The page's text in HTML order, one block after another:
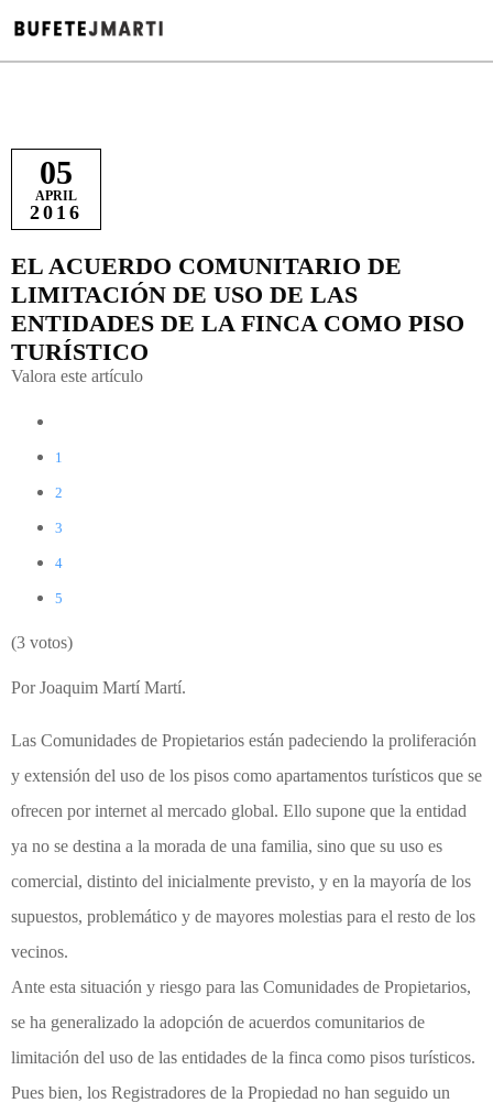
05
APRIL
2016
EL ACUERDO COMUNITARIO DE
LIMITACIÓN DE USO DE LAS
ENTIDADES DE LA FINCA COMO PISO
TURÍSTICO
Valora este artículo
1
2
3
4
5
(3 votos)
Por Joaquim Martí Martí.
Las Comunidades de Propietarios están padeciendo la proliferación
y extensión del uso de los pisos como apartamentos turísticos que se
ofrecen por internet al mercado global. Ello supone que la entidad
ya no se destina a la morada de una familia, sino que su uso es
comercial, distinto del inicialmente previsto, y en la mayoría de los
supuestos, problemático y de mayores molestias para el resto de los
vecinos.
Ante esta situación y riesgo para las Comunidades de Propietarios,
se ha generalizado la adopción de acuerdos comunitarios de
limitación del uso de las entidades de la finca como pisos turísticos.
Pues bien, los Registradores de la Propiedad no han seguido un